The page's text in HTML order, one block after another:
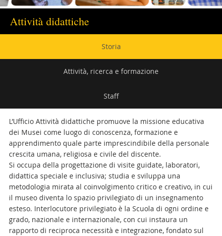
Attività didattiche
Storia
Attività, ricerca e formazione
Staff
L’Ufficio Attività didattiche promuove la missione educativa
dei Musei come luogo di conoscenza, formazione e
apprendimento quale parte imprescindibile della personale
crescita umana, religiosa e civile del discente.
Si occupa della progettazione di visite guidate, laboratori,
didattica speciale e inclusiva; studia e sviluppa una
metodologia mirata al coinvolgimento critico e creativo, in cui
il museo diventa lo spazio privilegiato di un insegnamento
esteso. Interlocutore privilegiato è la Scuola di ogni ordine e
grado, nazionale e internazionale, con cui instaura un
rapporto di reciproca necessità e integrazione, fondato sul